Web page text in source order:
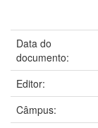
Data do
documento:
Editor:
Câmpus: